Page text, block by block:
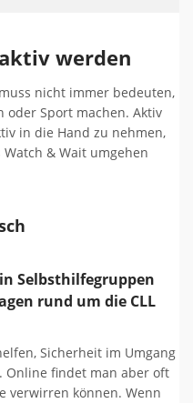
aktiv werden
nicht immer bedeuten,
oder Sport machen. Aktiv
in die Hand zu nehmen,
& Wait umgehen
Selbsthilfegruppen
rund um die CLL
Sicherheit im Umgang
Online findet man aber oft
verwirren können. Wenn